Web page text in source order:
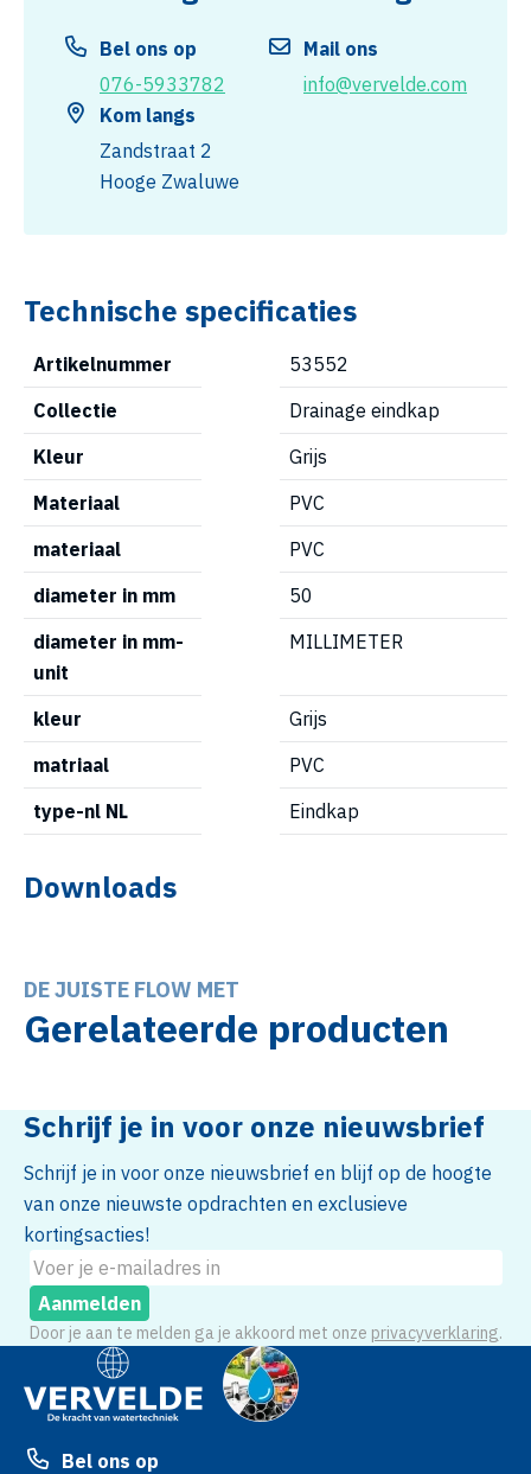
Bel ons op
076-5933782
Mail ons
info@vervelde.com
Kom langs
Zandstraat 2
Hooge Zwaluwe
Technische specificaties
Artikelnummer
53552
Collectie
Drainage eindkap
Kleur
Grijs
Materiaal
PVC
materiaal
PVC
diameter in mm
50
diameter in mm-
unit
MILLIMETER
kleur
Grijs
matriaal
PVC
type-nl NL
Eindkap
Downloads
DE JUISTE FLOW MET
Gerelateerde producten
Schrijf je in voor onze nieuwsbrief
Schrijf je in voor onze nieuwsbrief en blijf op de hoogte
van onze nieuwste opdrachten en exclusieve
kortingsacties!
Aanmelden
Door je aan te melden ga je akkoord met onze privacyverklaring.
Bel ons op